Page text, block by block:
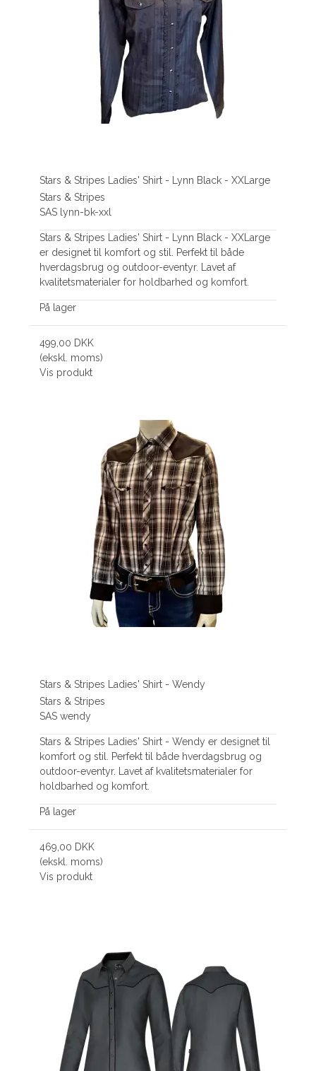
Stars & Stripes Ladies' Shirt - Lynn Black - XXLarge
Stars & Stripes
SAS lynn-bk-xxl
Stars & Stripes Ladies' Shirt - Lynn Black - XXLarge
er designet til komfort og stil. Perfekt til både
hverdagsbrug og outdoor-eventyr. Lavet af
kvalitetsmaterialer for holdbarhed og komfort.
På lager
499,00 DKK
(ekskl. moms)
Vis produkt
Stars & Stripes Ladies' Shirt - Wendy
Stars & Stripes
SAS wendy
Stars & Stripes Ladies' Shirt - Wendy er designet til
komfort og stil. Perfekt til både hverdagsbrug og
outdoor-eventyr. Lavet af kvalitetsmaterialer for
holdbarhed og komfort.
På lager
469,00 DKK
(ekskl. moms)
Vis produkt